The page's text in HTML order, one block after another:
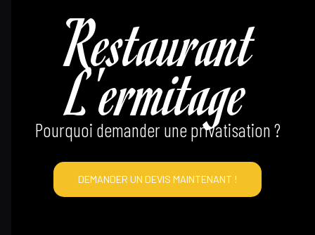
Restaurant
L'ermitage
Pourquoi demander une privatisation ?
DEMANDER UN DEVIS MAINTENANT !